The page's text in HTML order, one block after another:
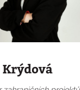
Krýdová